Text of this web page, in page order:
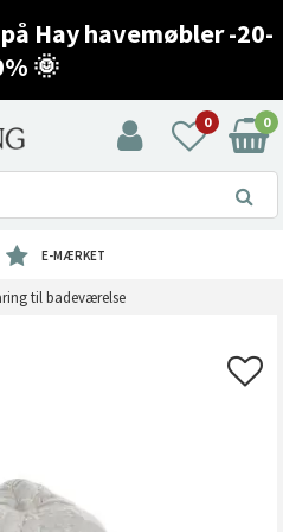
Hay havemøbler -20-
🌞
0 0
E-MÆRKET
til badeværelse